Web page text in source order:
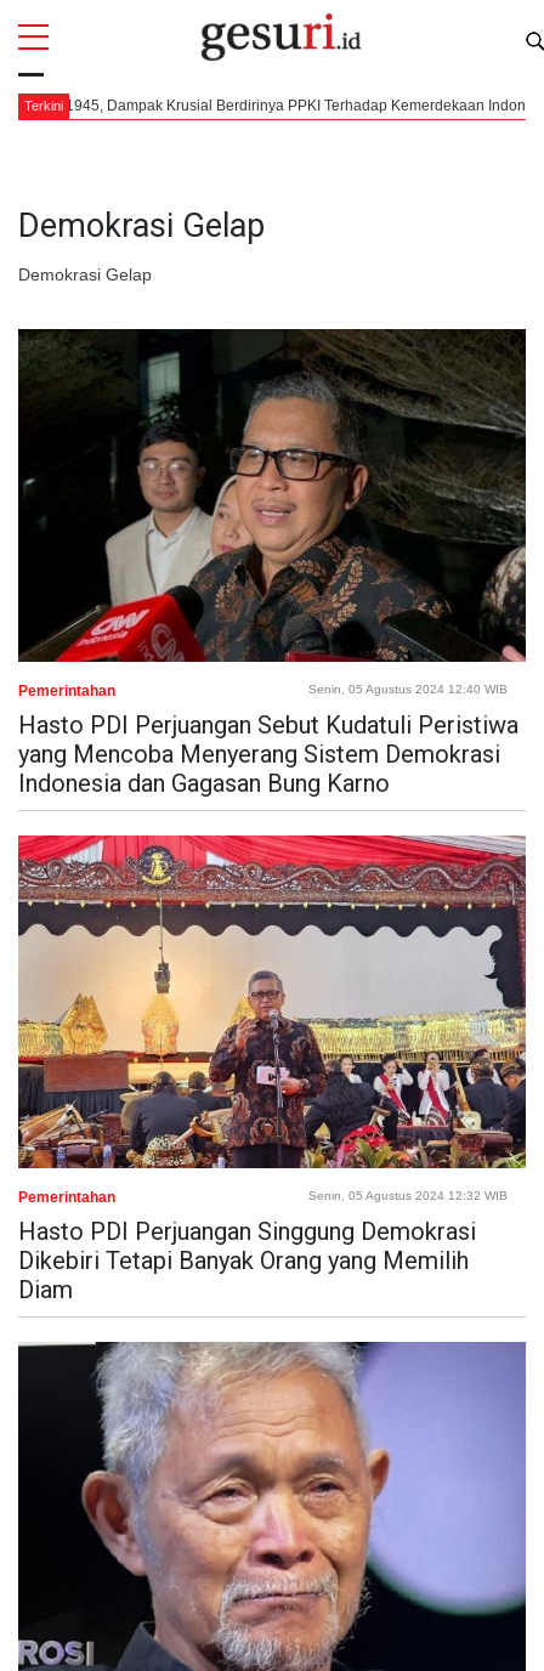
Terkini
1945, Dampak Krusial Berdirinya PPKI Terhadap Kemerdekaan Indonesia
Demokrasi Gelap
Demokrasi Gelap
All
Pemerintahan Senin, 05 Agustus 2024 12:40 WIB
Hasto PDI Perjuangan Sebut Kudatuli Peristiwa
yang Mencoba Menyerang Sistem Demokrasi
Indonesia dan Gagasan Bung Karno
Pemerintahan Senin, 05 Agustus 2024 12:32 WIB
Hasto PDI Perjuangan Singgung Demokrasi
Dikebiri Tetapi Banyak Orang yang Memilih
Diam